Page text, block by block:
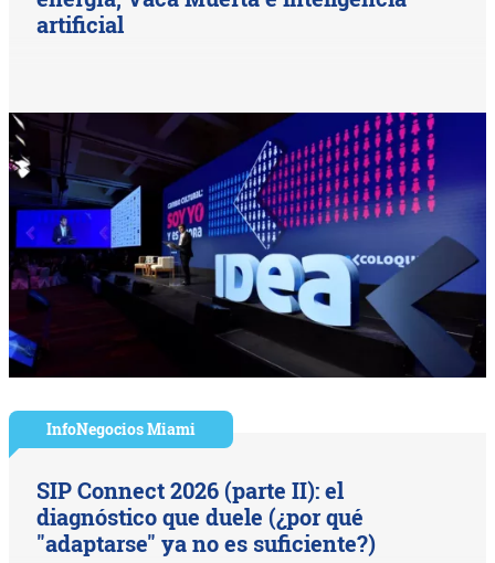
artificial
InfoNegocios Miami
SIP Connect 2026 (parte II): el
diagnóstico que duele (¿por qué
"adaptarse" ya no es suficiente?)